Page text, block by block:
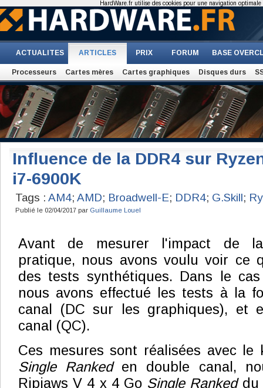
ACTUALITES ARTICLES PRIX FORUM BASE
Processeurs Cartes mères Cartes graphiques Disques durs
Influence de la DDR4 sur
i7-6900K
Tags : AM4; AMD; Broadwell-E; DDR4; G.Skill;
Publié le 02/04/2017 par Guillaume Louel
Avant de mesurer l'impact de
pratique, nous avons voulu voir ce
des tests synthétiques. Dans le
nous avons effectué les tests à la
canal (DC sur les graphiques), et
canal (QC).
Ces mesures sont réalisées avec
Single Rankeden double canal,
Ripjaws V 4 x 4 Go Single Rankeddu
HardWare.fr utilise des cookies pour une navigation